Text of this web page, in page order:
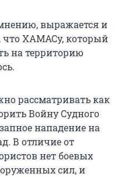
выражается и
что ХАМАСу, который
на территорию
рассматривать как
Войну Судного
нападение на
В отличие от
нет боевых
сил, и